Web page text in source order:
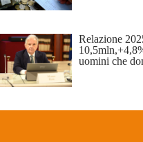
Relazione
uomini che